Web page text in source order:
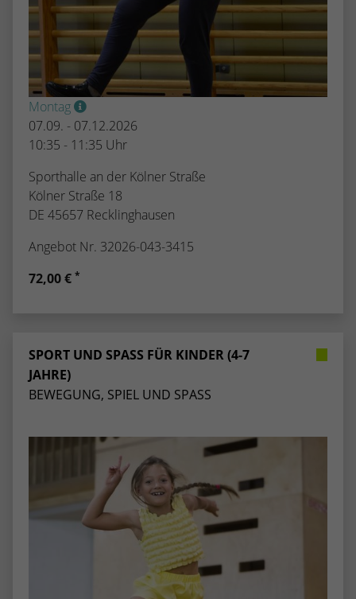
Montag
07.09. - 07.12.2026
10:35 - 11:35 Uhr
Sporthalle an der Kölner Straße
Kölner Straße 18
DE 45657 Recklinghausen
Angebot Nr. 32026-043-3415
72,00 € *
SPORT UND SPASS FÜR KINDER (4-7 J
AHRE)
BEWEGUNG, SPIEL UND SPASS